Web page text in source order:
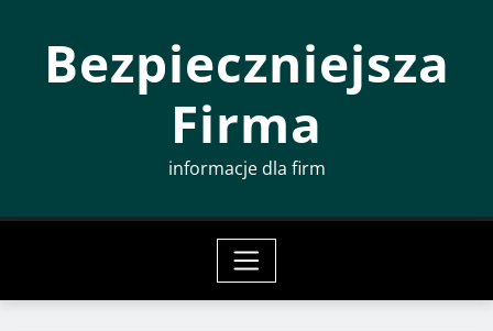
Bezpieczniejsza
Firma
informacje dla firm